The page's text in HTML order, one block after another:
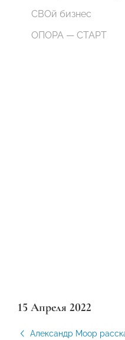
СВОй бизнес
ОПОРА — СТАРТ
15 Апреля 2022
Александр Моор